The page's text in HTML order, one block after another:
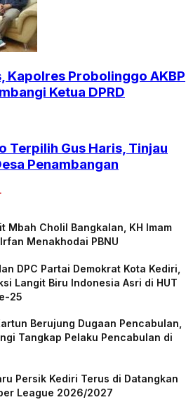
Kapolres Probolinggo AKBP
Ketua DPRD
Terpilih Gus Haris, Tinjau
Penambangan
Mbah Cholil Bangkalan, KH Imam
Menakhodai PBNU
DPC Partai Demokrat Kota Kediri,
Langit Biru Indonesia Asri di HUT
25
Berujung Dugaan Pencabulan,
Tangkap Pelaku Pencabulan di
Persik Kediri Terus di Datangkan
League 2026/2027